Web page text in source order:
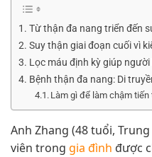
Từ thận đa nang triển đến
Suy thận giai đoạn cuối vì
Lọc máu định kỳ giúp
Bệnh thận đa nang: Di
Làm gì để làm chậm tiến
Anh Zhang (48 tuổi,
viên trong gia đình được